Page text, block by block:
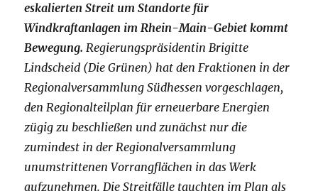
eskalierten Streit um Standorte für
Windkraftanlagen im Rhein-Main-Gebiet kommt
Bewegung. Regierungspräsidentin Brigitte
Lindscheid (Die Grünen) hat den Fraktionen in der
Regionalversammlung Südhessen vorgeschlagen,
den Regionalteilplan für erneuerbare Energien
zügig zu beschließen und zunächst nur die
zumindest in der Regionalversammlung
unumstrittenen Vorrangflächen in das Werk
aufzunehmen. Die Streitfälle tauchten im Plan als